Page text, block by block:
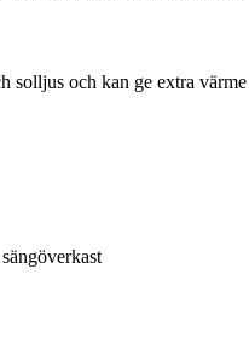
solljus och kan ge extra